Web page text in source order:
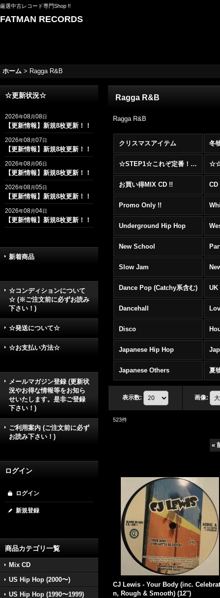
厳選中古レコード専門Shop !!
FATMAN RECORDS
ホーム > Ragga R&B
☆更新状況☆
2026年08月08日
【更新情報】新規8枚更新！！
2026年08月07日
【更新情報】新規8枚更新！！
2026年08月06日
【更新情報】新規8枚更新！！
2026年08月05日
【更新情報】新規8枚更新！！
2026年08月04日
【更新情報】新規8枚更新！！
新着商品
☆コンディションについて
☆ (※ご注文前に必ずお読み
下さい！)
☆発送について☆
☆お支払い方法☆
メールマガジン登録 (更新状
況やお得な情報等をお知ら
せいたします。是非ご登録
下さい！)
ご利用案内 (ご注文前に必ず
お読み下さい！)
ログイン
ログイン
新規登録
商品カテゴリ一覧
Mix CD
US Hip Hop (2000〜)
US Hip Hop (1990〜1999)
Ragga R&B
Ragga R&B
クリスマスアイテム 冬
☆STEP1☆これぞ定番！！まずはここから！2000年代R&BフロアヒットBest 100 !!!
お買い得MIX CD !!
Promo Only !!
Underground Hip Hop
New School
Slow Jam
Dance Pop (Catchy系含む) UK
Dancehall
Disco
Japanese Hip Hop
Japanese Others 夏
表示数: 画像:
523件
«
CJ Lewis - Your Body (inc.
n, Rough & Smooth) (12'')